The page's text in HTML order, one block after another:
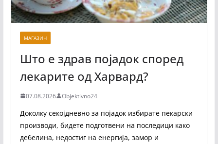
МАГАЗИН
Што е здрав појадок според
лекарите од Харвард?
07.08.2026 Objektivno24
Доколку секојдневно за појадок избирате пекарски
производи, бидете подготвени на последици како
дебелина, недостиг на енергија, замор и